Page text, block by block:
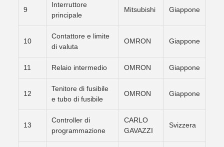
9
Interruttore
principale
Mitsubishi Giappone
10
Contattore e limite
di valuta
OMRON Giappone
11 Relaio intermedio OMRON Giappone
12
Tenitore di fusibile
e tubo di fusibile
OMRON Giappone
13
Controller di
programmazione
CARLO
GAVAZZI
Svizzera